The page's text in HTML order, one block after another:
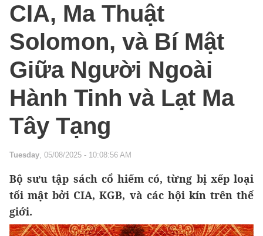
CIA, Ma Thuật
Solomon, và Bí Mật
Giữa Người Ngoài
Hành Tinh và Lạt Ma
Tây Tạng
Tuesday, 05/08/2025 - 10:08:56 AM
Bộ sưu tập sách cổ hiếm có, từng bị xếp loại
tối mật bởi CIA, KGB, và các hội kín trên thế
giới.